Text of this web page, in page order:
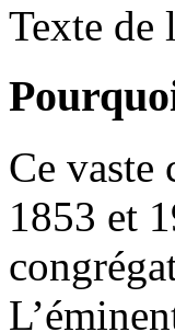
Texte de
Ce vaste
1853 et